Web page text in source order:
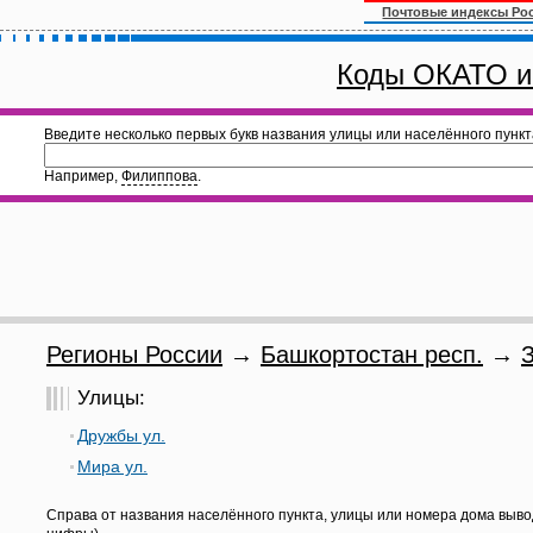
Почтовые индексы
Коды ОКАТО
Введите несколько первых букв названия улицы или населённого
Например, Филиппова.
Регионы России → Башкортостан респ. →
Улицы:
Дружбы ул.
Мира ул.
Справа от названия населённого пункта, улицы или номера дома